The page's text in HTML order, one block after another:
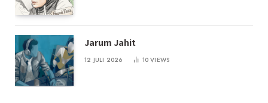
Jarum Jahit
12 JULI 2026 10VIEWS